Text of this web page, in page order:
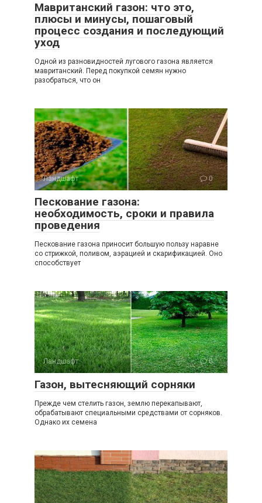
Мавританский газон: что это,
плюсы и минусы, пошаговый
процесс создания и последующий
уход
Одной из разновидностей лугового газона является
мавританский. Перед покупкой семян нужно
разобраться, что он
Ландшафт 0
Пескование газона:
необходимость, сроки и правила
проведения
Пескование газона приносит большую пользу наравне
со стрижкой, поливом, аэрацией и скарификацией. Оно
способствует
Ландшафт 0
Газон, вытесняющий сорняки
Прежде чем стелить газон, землю перекапывают,
обрабатывают специальными средствами от сорняков.
Однако их семена